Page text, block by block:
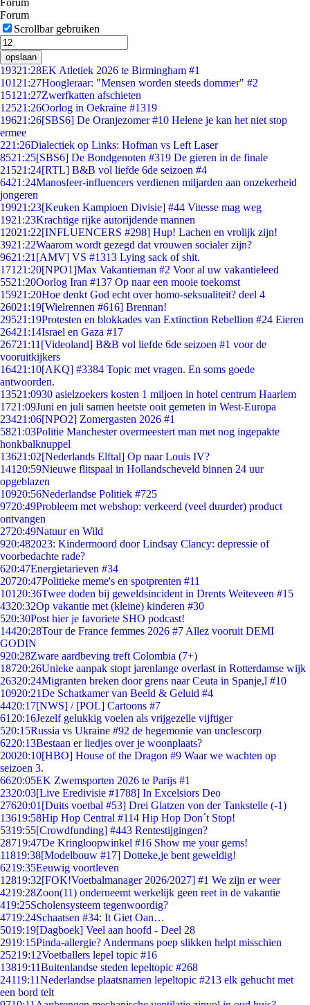
Forum
Forum
Scrollbar gebruiken
opslaan
19321:28EK Atletiek 2026 te Birmingham #1
101 21:27Hoogleraar: "Mensen worden steeds dommer" #2
151 21:27Zwerfkatten afschieten
12521:26Oorlog in Oekraïne #1319
19621:26[SBS6] De Oranjezomer #10 Helene je kan het niet stop
ermee
221:26Dialectiek op Links: Hofman vs Left Laser
8521:25[SBS6] De Bondgenoten #319 De gieren in de finale
21521:24[RTL] B&B vol liefde 6de seizoen #4
6421:24Manosfeer-influencers verdienen miljarden aan onzekerheid
jongeren
19921:23[Keuken Kampioen Divisie] #44 Vitesse mag weg
1921:23Krachtige rijke autorijdende mannen
12021:22[INFLUENCERS #298] Hup! Lachen en vrolijk zijn!
3921:22Waarom wordt gezegd dat vrouwen socialer zijn?
9621:21 [AMV] VS #1313 Lying sack of shit.
171 21:20[NPO1]Max Vakantieman #2 Voor al uw vakantieleed
5521:20Oorlog Iran #137 Op naar een mooie toekomst
15921:20Hoe denkt God echt over homo-seksualiteit? deel 4
26021:19[Wielrennen #616] Brennan!
29521:19Protesten en blokkades van Extinction Rebellion #24 Eieren
26421:14Israel en Gaza #17
26721:11 [Videoland] B&B vol liefde 6de seizoen #1 voor de
vooruitkijkers
16421:10[AKQ] #3384 Topic met vragen. En soms goede
antwoorden.
13521:0930 asielzoekers kosten 1 miljoen in hotel centrum Haarlem
1721:09Juni en juli samen heetste ooit gemeten in West-Europa
23421:06[NPO2] Zomergasten 2026 #1
5821:03Politie Manchester overmeestert man met nog ingepakte
honkbalknuppel
13621:02[Nederlands Elftal] Op naar Louis IV?
141 20:59Nieuwe flitspaal in Hollandscheveld binnen 24 uur
opgeblazen
10920:56Nederlandse Politiek #725
9720:49Probleem met webshop: verkeerd (veel duurder) product
ontvangen
2720:49Natuur en Wild
920:482023: Kindermoord door Lindsay Clancy: depressie of
voorbedachte rade?
620:47Energietarieven #34
20720:47Politieke meme's en spotprenten #11
101 20:36Twee doden bij geweldsincident in Drents Weiteveen #15
4320:32Op vakantie met (kleine) kinderen #30
520:30Post hier je favoriete SHO podcast!
14420:28Tour de France femmes 2026 #7 Allez vooruit DEMI
GODIN
920:28Zware aardbeving treft Colombia (7+)
18720:26Unieke aanpak stopt jarenlange overlast in Rotterdamse wijk
26320:24Migranten breken door grens naar Ceuta in Spanje,l #10
10920:21De Schatkamer van Beeld & Geluid #4
4420:17[NWS] / [POL] Cartoons #7
61 20:16Jezelf gelukkig voelen als vrijgezelle vijftiger
520:15Russia vs Ukraine #92 de hegemonie van unclescorp
6220:13Bestaan er liedjes over je woonplaats?
20020:10[HBO] House of the Dragon #9 Waar we wachten op
seizoen 3.
6620:05EK Zwemsporten 2026 te Parijs #1
2320:03[Live Eredivisie #1788] In Excelsiors Deo
27620:01 [Duits voetbal #53] Drei Glatzen von der Tankstelle (-1)
13619:58Hip Hop Central #114 Hip Hop Don´t Stop!
5319:55[Crowdfunding] #443 Rentestijgingen?
28719:47De Kringloopwinkel #16 Show me your gems!
11819:38[Modelbouw #17] Dotteke,je bent geweldig!
6219:35Eeuwig voortleven
12819:32[FOK!Voetbalmanager 2026/2027] #1 We zijn er weer
4219:28Zoon(11) onderneemt werkelijk geen reet in de vakantie
419:25Scholensysteem tegenwoordig?
4719:24Schaatsen #34: It Giet Oan…
5019:19[Dagboek] Veel aan hoofd - Deel 28
2919:15Pinda-allergie? Andermans poep slikken helpt misschien
25219:12Voetballers lepel topic #16
13819:11Buitenlandse steden lepeltopic #268
24119:11Nederlandse plaatsnamen lepeltopic #213 elk gehucht met
een bord telt